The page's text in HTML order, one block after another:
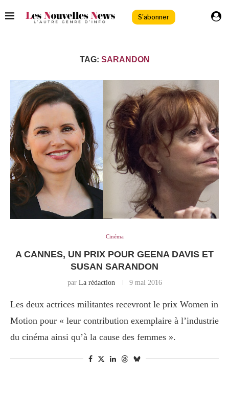
S'abonner
TAG: SARANDON
Cinéma
A CANNES, UN PRIX POUR GEENA DAVIS ET
SUSAN SARANDON
par La rédaction 9 mai 2016
Les deux actrices militantes recevront le prix Women in
Motion pour « leur contribution exemplaire à l’industrie
du cinéma ainsi qu’à la cause des femmes ».